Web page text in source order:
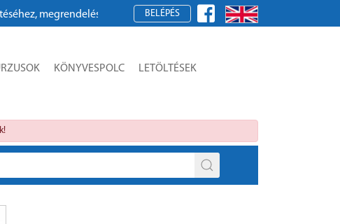
megrendeléshez kérjük, regisztráljon!
BELÉPÉS
KÖNYVESPOLC LETÖLTÉSEK